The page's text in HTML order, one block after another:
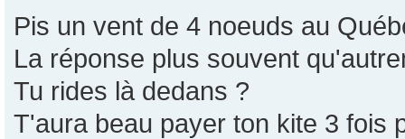
Pis un vent de 4 noeuds au
La réponse plus souvent
Tu rides là dedans ?
T'aura beau payer ton kite 3 fois